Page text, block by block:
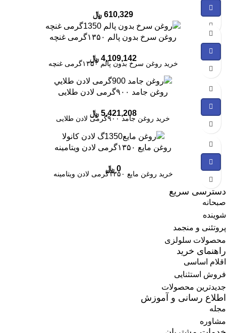
610,329 ﷼
روغن سرخ بدون پالم ۱۳۵۰گرمی غنچه
4,109,142 ﷼
خرید روغن سرخ بدون پالم ۱۳۵۰گرمی غنچه
روغن جامد ۹۰۰گرمی لادن طلایی
5,421,208 ﷼
خرید روغن جامد ۹۰۰گرمی لادن طلایی
روغن مایع ۱۳۵۰گرمی لادن ویتامینه
0 ﷼
خرید روغن مایع ۱۳۵۰گرمی لادن ویتامینه
دسترسی سریع
صبحانه
شوینده
پروتئنی و منجمد
محصولات سلولزی
راهنمای خرید
اقلام اساسی
فروش استثنایی
جدیدترین محصولات
اطلاع رسانی و آموزش
مجله
مشاوره